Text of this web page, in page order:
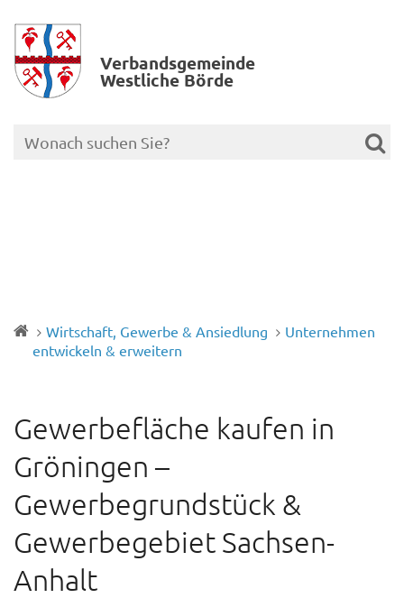
Verbands­gemeinde
Westliche Börde
Wirtschaft, Gewerbe & Ansiedlung
Unternehmen
entwickeln & erweitern
Gewerbefläche kaufen in
Gröningen –
Gewerbegrundstück &
Gewerbegebiet Sachsen-
Anhalt